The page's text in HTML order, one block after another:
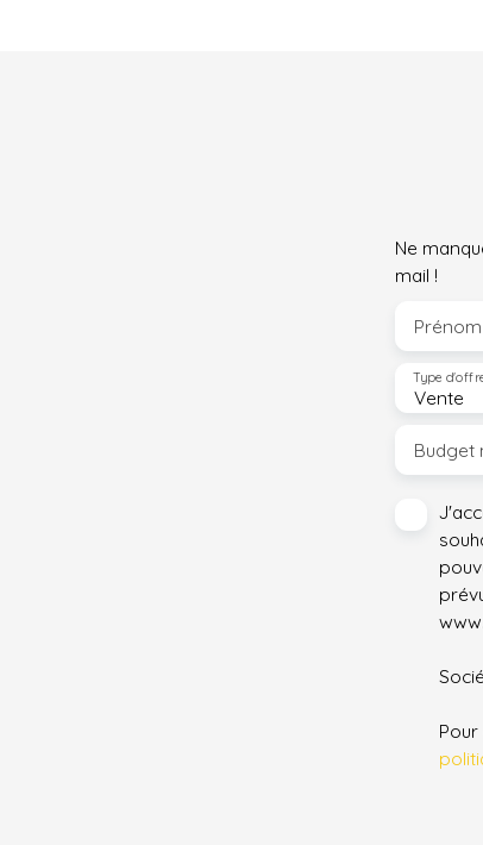
Professionnelle CPI 2402 201 000 040 950
compte de la SAS IMMO DORDOGNE Retrouvez
tous nos biens sur notre site internet. www.
Ne
mail !
Prénom
Vente
Type
Budget